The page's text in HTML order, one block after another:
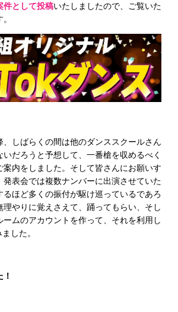
件として投稿いたしましたので、ご覧いた
、しばらくの間は他のダンススクールさん
だろうと予想して、一番槍を収めるべく
案内をしました。そして皆さんにお願いす
発表会では複数ナンバーに出演させていた
るほど多くの振付が駆け巡っているであろ
理やりに覚えさえて、踊ってもらい、そし
ームのアカウントを作って、それを利用し
した。